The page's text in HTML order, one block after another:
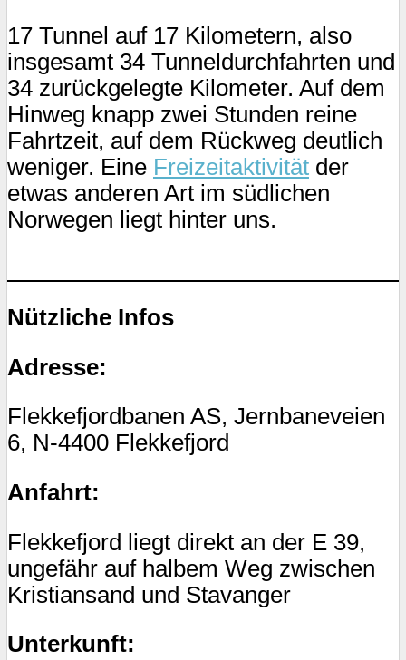
17 Tunnel auf 17 Kilometern, also
insgesamt 34 Tunneldurchfahrten und
34 zurückgelegte Kilometer. Auf dem
Hinweg knapp zwei Stunden reine
Fahrtzeit, auf dem Rückweg deutlich
weniger. Eine Freizeitaktivität der
etwas anderen Art im südlichen
Norwegen liegt hinter uns.
Nützliche Infos
Adresse:
Flekkefjordbanen AS, Jernbaneveien
6, N-4400 Flekkefjord
Anfahrt:
Flekkefjord liegt direkt an der E 39,
ungefähr auf halbem Weg zwischen
Kristiansand und Stavanger
Unterkunft: